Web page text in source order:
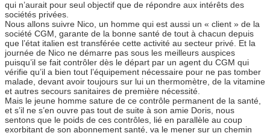
qui n’aurait pour seul objectif que de répondre aux intérêts des
sociétés privées.
Nous allons suivre Nico, un homme qui est aussi un « client » de la
société CGM, garante de la bonne santé de tout à chacun depuis
que l’état italien est transférée cette activité au secteur privé. Et la
journée de Nico ne démarre pas sous les meilleurs auspices
puisqu’il se fait contrôler dès le départ par un agent du CGM qui
vérifie qu’il a bien tout l’équipement nécessaire pour ne pas tomber
malade, devant avoir toujours sur lui un thermomètre, de la vitamine
et autres secours sanitaires de première nécessité.
Mais le jeune homme sature de ce contrôle permanent de la santé,
et s’il ne s’en ouvre pas tout de suite à son amie Doris, nous
sentons que le poids de ces contrôles, lié en parallèle au coup
exorbitant de son abonnement santé, va le mener sur un chemin